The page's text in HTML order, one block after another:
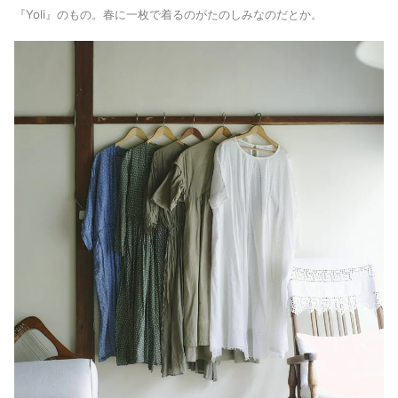
『Yoli』のもの。 春に一枚で着るのがたのしみなのだとか。